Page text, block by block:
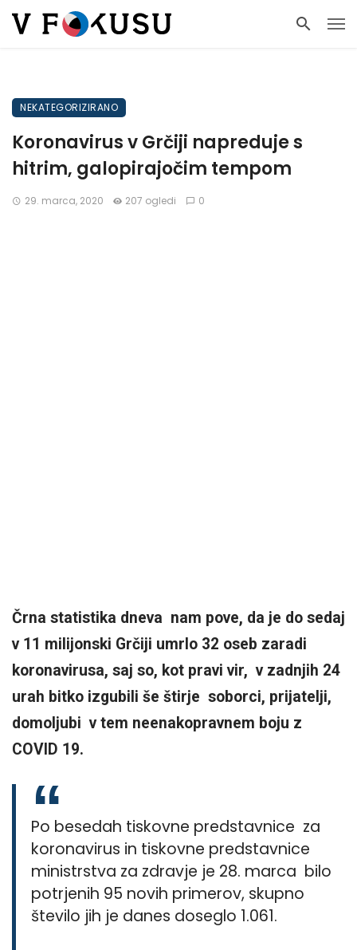
NEKATEGORIZIRANO
Koronavirus v Grčiji napreduje s
hitrim, galopirajočim tempom
29. marca, 2020 207 ogledi 0
Črna statistika dneva nam pove, da je do sedaj
v 11 milijonski Grčiji umrlo 32 oseb zaradi
koronavirusa, saj so, kot pravi vir, v zadnjih 24
urah bitko izgubili še štirje soborci, prijatelji,
domoljubi v tem neenakopravnem boju z
COVID 19.
Po besedah tiskovne predstavnice za
koronavirus in tiskovne predstavnice
ministrstva za zdravje je 28. marca bilo
potrjenih 95 novih primerov, skupno
število jih je danes doseglo 1.061.